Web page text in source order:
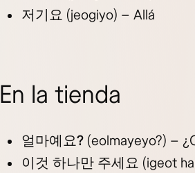
저기요 (jeogiyo) – Allá
En la tienda
얼마예요? (eolmayeyo?) –
이것 하나만 주세요 (igeot